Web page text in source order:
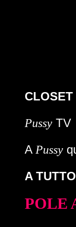
CLOSET
Pussy TV
A Pussy
A
POLE